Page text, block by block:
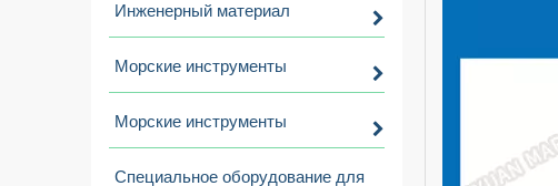
Инженерный материал
Морские инструменты
Морские инструменты
Специальное оборудование для